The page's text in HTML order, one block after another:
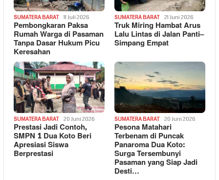
SUMATERA BARAT 11 Juli 2026
Pembongkaran Paksa
Rumah Warga di Pasaman
Tanpa Dasar Hukum Picu
Keresahan
SUMATERA BARAT 21 Juni 2026
Truk Miring Hambat Arus
Lalu Lintas di Jalan Panti–
Simpang Empat
SUMATERA BARAT 20 Juni 2026
Prestasi Jadi Contoh,
SMPN 1 Dua Koto Beri
Apresiasi Siswa
Berprestasi
SUMATERA BARAT 20 Juni 2026
Pesona Matahari
Terbenam di Puncak
Panaroma Dua Koto:
Surga Tersembunyi
Pasaman yang Siap Jadi
Desti…